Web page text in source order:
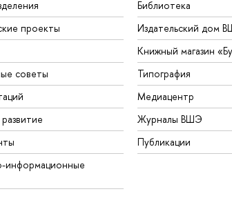
проекты
советы
информационные
Библиотека
Издательский дом
Книжный магазин
Типография
Медиацентр
Журналы ВШЭ
Публикации